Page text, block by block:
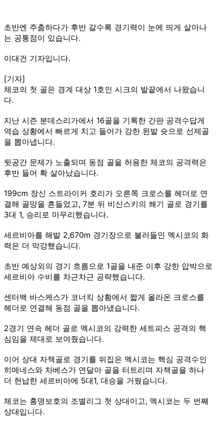
초반엔 주춤하다가 후반 갈수록 경기력이 눈에 띄게 살아나
는 공통점이 있습니다.
이대건 기자입니다.
[기자]
체코의 첫 골은 경계 대상 1호인 시크의 발끝에서 나왔습니
다.
지난 시즌 분데스리가에서 16골을 기록한 간판 공격수답게
역습 상황에서 빠르게 치고 들어가 강한 왼발 슛으로 선제골
을 뽑아냅니다.
뒷공간 문제가 노출되며 동점 골을 허용한 체코의 공격력은
후반 들어 확 살아났습니다.
199cm 장신 스트라이커 호리가 오른쪽 크로스를 헤더로 연
결해 골망을 흔들었고, 7분 뒤 비신스키의 쐐기 골로 경기를
3대 1, 승리로 마무리했습니다.
세르비아를 해발 2,670m 경기장으로 불러들인 멕시코의 화
력은 더 막강했습니다.
초반 예상외의 경기 흐름으로 1골을 내준 이후 강한 압박으로
세르비아 수비를 차근차근 공략했습니다.
센터백 바스케스가 코너킥 상황에서 짧게 올라온 크로스를
헤더로 연결해 동점 골을 뽑아냈습니다.
2경기 연속 헤더 골로 멕시코의 강력한 세트피스 공격의 핵
심임을 제대로 보여줬습니다.
이어 상대 자책골로 경기를 뒤집은 멕시코는 핵심 공격수인
히메네스와 차베스가 연달아 골을 터트리며 자책골을 하나
더 헌납한 세르비아에 5대1, 대승을 거뒀습니다.
체코는 홍명보호의 조별리그 첫 상대이고, 멕시코는 두 번째
상대입니다.